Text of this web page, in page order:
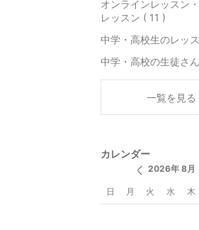
オンラインレッスン
レッスン ( 11 )
中学・高校生のレッ
中学・高校の生徒さ
一覧を見る
カレンダー
2026年 8月
日 月 火 水 木